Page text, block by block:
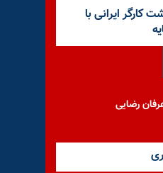
ایرانی با
رضایی